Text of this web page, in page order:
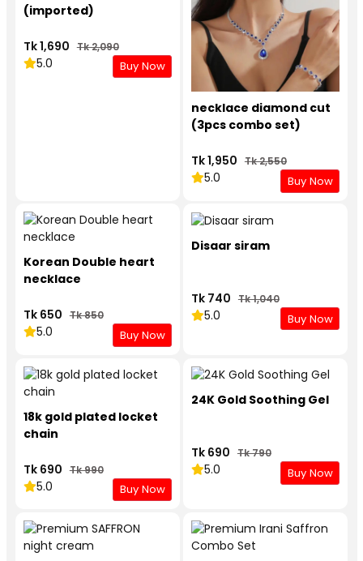
(imported)
Tk 1,690 Tk 2,090
5.0 Buy Now
necklace diamond cut
(3pcs combo set)
Tk 1,950 Tk 2,550
5.0 Buy Now
Korean Double heart
necklace
Tk 650 Tk 850
5.0 Buy Now
Disaar siram
Tk 740 Tk 1,040
5.0 Buy Now
18k gold plated locket
chain
Tk 690 Tk 990
5.0 Buy Now
24K Gold Soothing Gel
Tk 690 Tk 790
5.0 Buy Now